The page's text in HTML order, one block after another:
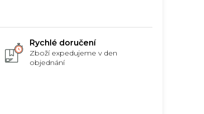
Rychlé doručení
Zboží expedujeme v den
objednání